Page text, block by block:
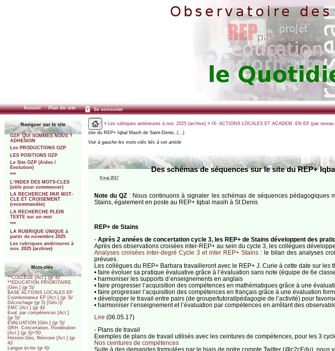
Accueil Plan du site Se connecter
Naviguer sur le site
OZP. QUI SOMMES NOUS ?
ADHESION
Les PRODUCTIONS OZP
LES POSITIONS OZP
Le Site OZP (Aides /
Evolution)
***
L’INDEX DES MOTS-CLES
(utile pour commencer)
LA RECHERCHE PAR MOT-
CLE ET CROISEMENT
(recommandée)
LA RECHERCHE PLEIN
TEXTE sur un mot
***
LA RUBRIQUE UNIQUE à
partir de novembre 2025
Les rubriques antérieures à
nov. 2025 (archive)
Mots-clés
**COLLEGE [Act.] (gr 4)/
**EDUCATION PRIORITAIRE
[Gén.] (gr 5)/
BASE ACTIONS LOCALES EP
Coordonnateur EP [Act.] (gr 3)/
Décrochage (gr 5) [Gén./]/
EMC [Act.] (gr 4)/
Eval. par compétences [Act.]
(gr 5)/
EVALUATION [Gén.] (gr 5)/
GRH. Concertation, Pondération
[Act.] (gr 3)/<50
Histoire-Géo, Mémoire [Act.] (gr
4)/
Langue écrite (gr 4)/
> Les rubriques antérieures à nov. 2025 (archive)> IX- ACTIONS LOCALES ET ACADEM. EN EP (par
site du REP+ Iqbal Masih de Saint-Denis, (…)
Voir à gauche les mots-clés liés à cet article
Des schémas de séquences sur le site du REP+
9 mai 2017
Note du QZ: Nous continuons à signaler les schémas de séquences pédagogiques
Stains, également en poste au REP+ Iqbal masih à St Denis
REP+ de Stains
- Après 2 années de concertation cycle 3, les REP+ de Stains développent des
Après des observations croisées inter-REP+ au sein du cycle 3, les collègues
Analyses croisées inter-degré Cycle 3 et inter REP+ Stains: le bilan des analyses
prévues.
Les collègues du REP+ Barbara travailleront avec le REP+ J. Curie à cette date sur
• faire évoluer sa pratique évaluative grâce à l’évaluation sans note (équipe de 6e
• harmoniser les supports d’enseignements en anglais
• faire progresser l’acquisition des compétences en mathématiques grâce à une
• faire progresser l’acquisition des compétences en français grâce à une évaluation
• développer le travail entre pairs (de groupe/tutorat/pédagogie de l’activité) pour
• harmoniser l’enseignement et l’évaluation par compétences en arrêtant des
Lire (06.05.17)
- Plans de travail
Exemples de plans de travail utilisés avec les ceintures de compétences, pour les 3
Nos ceintures de compétences
Suite à des demandes formulées par le biais de notre compte Twitter (@c2cEdu),